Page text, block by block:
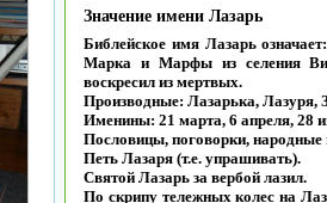
Значение имени Лазарь
Библейское имя Лазарь
Марка и Марфы из селения
воскресил из мертвых.
Производные: Лазарька, Лазуря,
Именины: 21 марта, 6 апреля, 28
Пословицы, поговорки,
Петь Лазаря (т.е. упрашивать).
Святой Лазарь за вербой лазил.
По скрипу тележных колес на